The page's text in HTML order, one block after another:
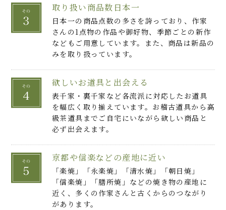
取り扱い商品数日本一
日本一の商品点数の多さを誇っており、作家
さんの1点物の作品や御好物、季節ごとの新作
などもご用意しています。また、商品は新品の
みを取り扱っています。
欲しいお道具と出会える
表千家・裏千家など各流派に対応したお道具
を幅広く取り揃えています。お稽古道具から高
級茶道具までご自宅にいながら欲しい商品と
必ず出会えます。
京都や信楽などの産地に近い
「楽焼」「永楽焼」「清水焼」「朝日焼」
「信楽焼」「膳所焼」などの焼き物の産地に
近く、多くの作家さんと古くからのつながり
があります。